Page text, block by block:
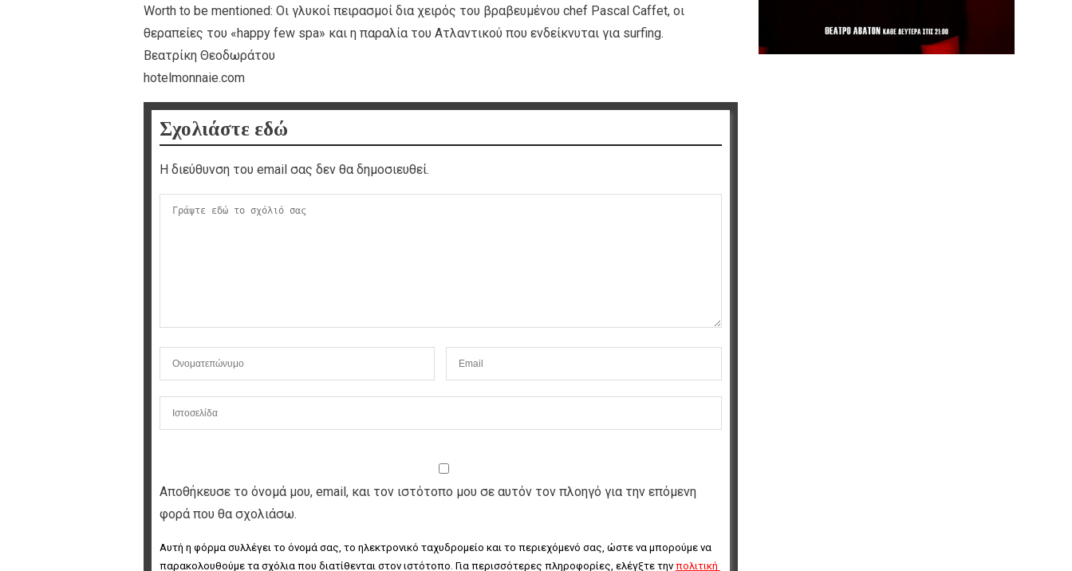
Worth to be mentioned: Οι γλυκοί πειρασμοί δια χειρός του βραβευμένου chef Pascal Caffet, οι
θεραπείες του «happy few spa» και η παραλία του Ατλαντικού που ενδείκνυται για surfing.
Bεατρίκη Θεοδωράτου
hotelmonnaie.com
Σχολιάστε εδώ
Η διεύθυνση του email σας δεν θα δημοσιευθεί.
Αποθήκευσε το όνομά μου, email, και τον ιστότοπο μου σε αυτόν τον πλοηγό για την επόμενη
φορά που θα σχολιάσω.
Αυτή η φόρμα συλλέγει το όνομά σας, το ηλεκτρονικό ταχυδρομείο και το περιεχόμενό σας, ώστε να μπορούμε να
παρακολουθούμε τα σχόλια που διατίθενται στον ιστότοπο. Για περισσότερες πληροφορίες, ελέγξτε την πολιτική